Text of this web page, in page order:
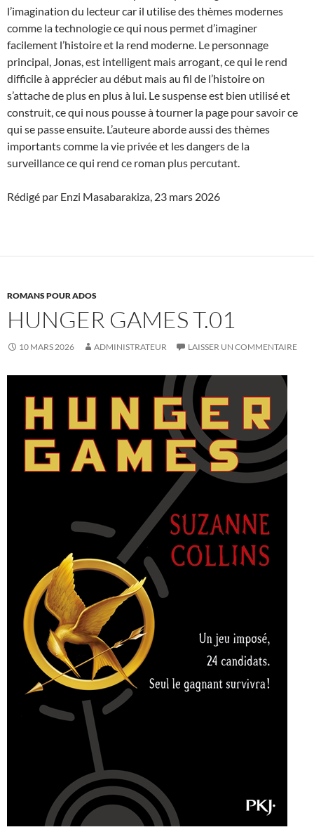
l’imagination du lecteur car il utilise des thèmes modernes
comme la technologie ce qui nous permet d’imaginer
facilement l’histoire et la rend moderne. Le personnage
principal, Jonas, est intelligent mais arrogant, ce qui le rend
difficile à apprécier au début mais au fil de l’histoire on
s’attache de plus en plus à lui. Le suspense est bien utilisé et
construit, ce qui nous pousse à tourner la page pour savoir ce
qui se passe ensuite. L’auteure aborde aussi des thèmes
importants comme la vie privée et les dangers de la
surveillance ce qui rend ce roman plus percutant.
Rédigé par Enzi Masabarakiza, 23 mars 2026
ROMANS POUR ADOS
HUNGER GAMES T.01
10 MARS 2026 ADMINISTRATEUR LAISSER UN COMMENTAIRE